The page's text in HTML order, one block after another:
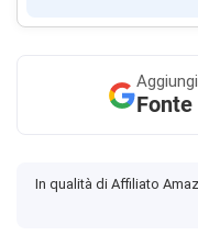
Aggiungi
In qualità di Affiliato